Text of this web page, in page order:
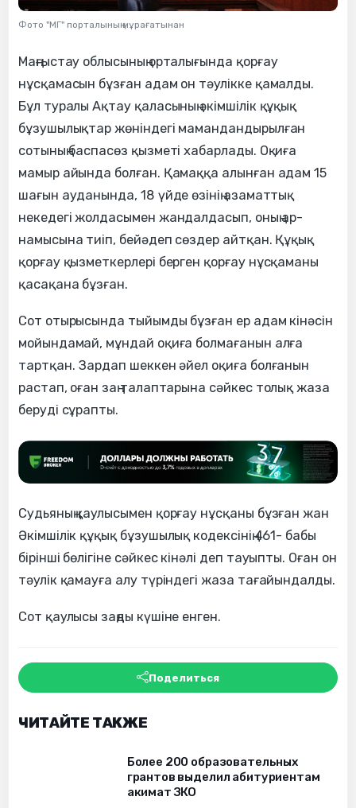
Фото "МГ" порталының мұрағатынан
Маңғыстау облысының орталығында қорғау
нұсқамасын бұзған адам он тәулікке қамалды.
Бұл туралы Ақтау қаласының әкімшілік құқық
бұзушылықтар жөніндегі мамандандырылған
сотының баспасөз қызметі хабарлады. Оқиға
мамыр айында болған. Қамаққа алынған адам 15
шағын ауданында, 18 үйде өзінің азаматтық
некедегі жолдасымен жандалдасып, оның ар-
намысына тиіп, бейәдеп сөздер айтқан. Құқық
қорғау қызметкерлері берген қорғау нұсқаманы
қасақана бұзған.
Сот отырысында тыйымды бұзған ер адам кінәсін
мойындамай, мұндай оқиға болмағанын алға
тартқан. Зардап шеккен әйел оқиға болғанын
растап, оған заң талаптарына сәйкес толық жаза
беруді сұрапты.
Судьяның қаулысымен қорғау нұсқаны бұзған жан
Әкімшілік құқық бұзушылық кодексінің 461- бабы
бірінші бөлігіне сәйкес кінәлі деп тауыпты. Оған он
тәулік қамауға алу түріндегі жаза тағайындалды.
Сот қаулысы заңды күшіне енген.
Поделиться
ЧИТАЙТЕ ТАКЖЕ
Более 200 образовательных
грантов выделил абитуриентам
акимат ЗКО